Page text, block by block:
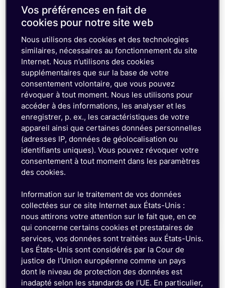
Portée accrue
La sensibilité augmentée de 15 dB par rapport à la
du signal sous-terre et en intérieur, et une meilleure
couverture des zones rurales.
Faible consommation
Le mode d’économie d’énergie (Power Saving
(Extended Discontinuous Reception, eDRX)
allongent l’autonomie des batteries.
Vos préférences en fait de
cookies pour notre site web
Nous utilisons des cookies et des technologies
similaires, nécessaires au fonctionnement du site
Internet. Nous n’utilisons des cookies
supplémentaires que sur la base de votre
consentement volontaire, que vous pouvez
révoquer à tout moment. Nous les utilisons pour
accéder à des informations, les analyser et les
enregistrer, p. ex., les caractéristiques de votre
appareil ainsi que certaines données personnelles
(adresses IP, données de géolocalisation ou
identifiants uniques). Vous pouvez révoquer votre
consentement à tout moment dans les paramètres
des cookies.
Information sur le traitement de vos données
collectées sur ce site Internet aux États-Unis :
nous attirons votre attention sur le fait que, en ce
qui concerne certains cookies et prestataires de
services, vos données sont traitées aux États-Unis.
Les États-Unis sont considérés par la Cour de
justice de l’Union européenne comme un pays
dont le niveau de protection des données est
inadapté selon les standards de l’UE. En particulier,